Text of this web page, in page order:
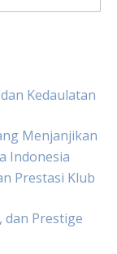
Kedaulatan
Menjanjikan
Indonesia
Prestasi Klub
dan Prestige